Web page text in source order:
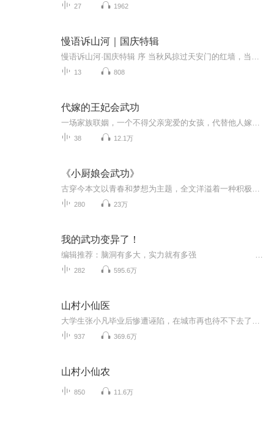
27 1962
慢语诉山河｜国庆特辑
13 808
代嫁的王妃会武功
38 12.1万
《小厨娘会武功》
280 23万
我的武功变异了！
282 595.6万
山村小仙医
937 369.6万
山村小仙农
850 11.6万